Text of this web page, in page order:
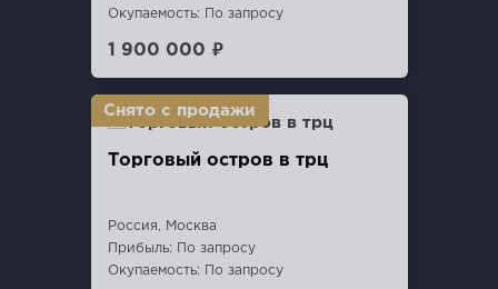
Окупаемость: По запросу
1 900 000 ₽
Торговый остров в трц
Россия, Москва
Прибыль: По запросу
Окупаемость: По запросу